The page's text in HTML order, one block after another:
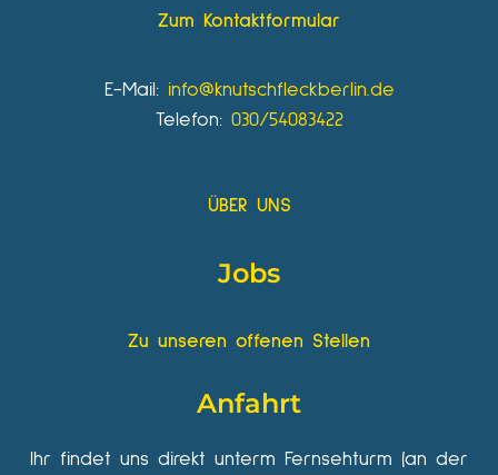
Zum Kontaktformular
E-Mail: info@knutschfleckberlin.de
Telefon: 030/54083422
ÜBER UNS
Jobs
Zu unseren offenen Stellen
Anfahrt
Ihr findet uns direkt unterm Fernsehturm (an der